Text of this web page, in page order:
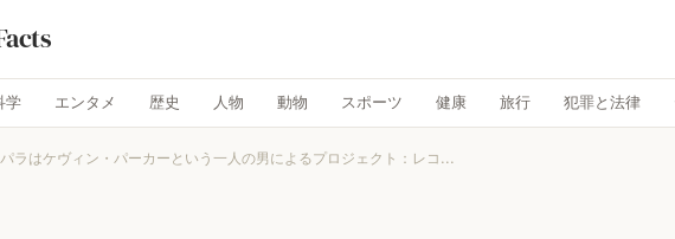
学 エンタメ 歴史 人物 動物 スポーツ 健康 旅行 犯罪と法律
ラはケヴィン・パーカーという一人の男によるプロジェクト：レコ...